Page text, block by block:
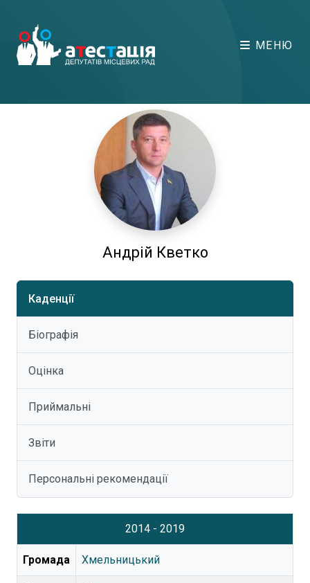
МЕНЮ
Андрій Кветко
Каденції
Біографія
Оцінка
Приймальні
Звіти
Персональні рекомендації
2014 - 2019
Громада Хмельницький